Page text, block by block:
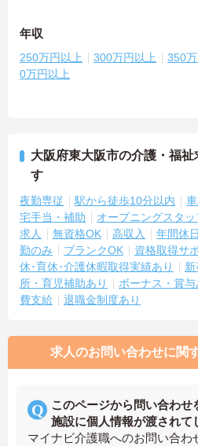
年収
250万円以上 300万円以上 350
0万円以上
大阪府東大阪市の介護・福
す
夜勤専従 駅から徒歩10分以内
宅手当・補助
オープニングスタ
求人
無資格OK 高収入 年間休
勤のみ
ブランクOK 資格取得サ
休･育休･介護休暇取得実績あり
所・育児補助あり
ボーナス・賞与
費支給
退職金制度あり
求人のお問い合わせに関
このページから問い合わせ
施設に個人情報が渡されて
マイナビ介護職へのお問い合わ